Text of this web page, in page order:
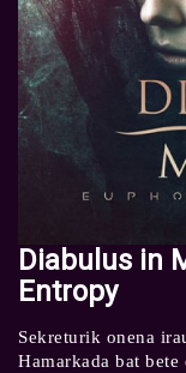
Diabulus in
Entropy
Sekreturik onena
Hamarkada bat